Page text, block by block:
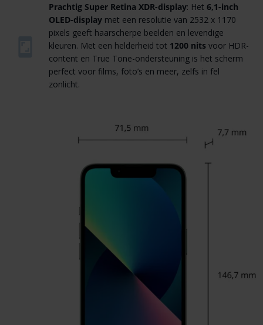
Prachtig Super Retina XDR-display: Het 6,1-inch
OLED-display met een resolutie van 2532 x 1170
pixels geeft haarscherpe beelden en levendige
kleuren. Met een helderheid tot 1200 nits voor HDR-
content en True Tone-ondersteuning is het scherm
perfect voor films, foto’s en meer, zelfs in fel
zonlicht.